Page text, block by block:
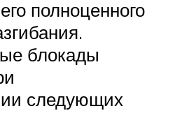
полноценного
блокады
следующих